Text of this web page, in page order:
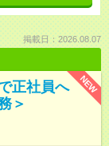
掲載日：2026.08.07
NEW
正社員へ
＞